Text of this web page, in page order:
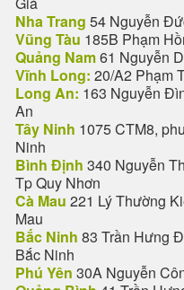
Nha Trang 54 Nguyễn
Vũng Tàu 185B Phạm
Quảng Nam61 Nguyễn
Vĩnh Long: 20/A2 Phạm
Long An: 163 Nguyễn
An
Tây Ninh 1075 CTM8,
Ninh
Bình Định 340 Nguyễn
Tp Quy Nhơn
Cà Mau 221 Lý Thường
Mau
Bắc Ninh 83 Trần Hưng
Bắc Ninh
Phú Yên 30A Nguyễn